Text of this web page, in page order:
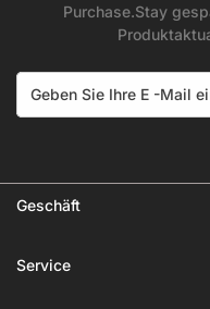
Purchase.Stay
Geschäft
Service